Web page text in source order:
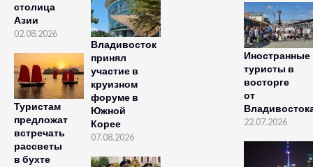
столица
Азии
02.08.2026
Туристам
предложат
встречать
рассветы
в бухте
Владивосток
принял
участие в
круизном
форуме в
Южной
Корее
07.08.2026
Иностранные
туристы в
восторге
от
22.07.2026